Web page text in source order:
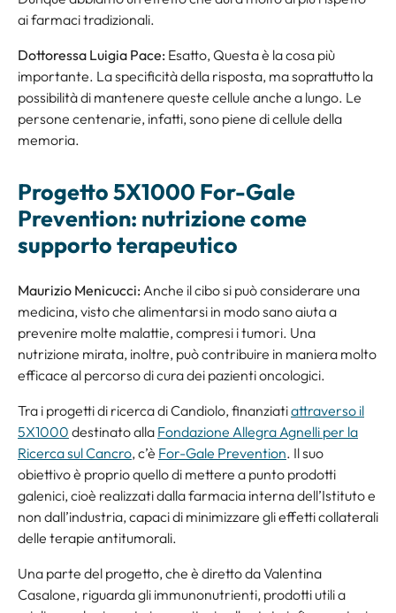
ai farmaci tradizionali.
Dottoressa Luigia Pace: Esatto, Questa è la cosa più
importante. La specificità della risposta, ma soprattutto la
possibilità di mantenere queste cellule anche a lungo. Le
persone centenarie, infatti, sono piene di cellule della
memoria.
Progetto 5X1000 For-Gale
Prevention: nutrizione come
supporto terapeutico
Maurizio Menicucci: Anche il cibo si può considerare una
medicina, visto che alimentarsi in modo sano aiuta a
prevenire molte malattie, compresi i tumori. Una
nutrizione mirata, inoltre, può contribuire in maniera molto
efficace al percorso di cura dei pazienti oncologici.
Tra i progetti di ricerca di Candiolo, finanziatiattraverso il
5X1000 destinato alla Fondazione Allegra Agnelli per la
Ricerca sul Cancro, c’è For-Gale Prevention. Il suo
obiettivo è proprio quello di mettere a punto prodotti
galenici, cioè realizzati dalla farmacia interna dell’Istituto e
non dall’industria, capaci di minimizzare gli effetti collaterali
delle terapie antitumorali.
Una parte del progetto, che è diretto da Valentina
Casalone, riguarda gli immunonutrienti, prodotti utili a